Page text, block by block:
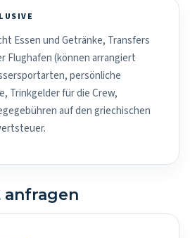
Essen und Getränke, Transfers
Flughafen (können arrangiert
persönliche
Trinkgelder für die Crew,
auf den griechischen